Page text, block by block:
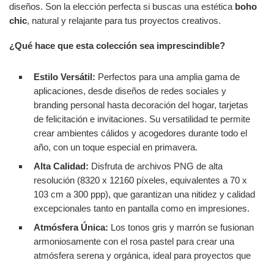
diseños. Son la elección perfecta si buscas una estética boho
chic, natural y relajante para tus proyectos creativos.
¿Qué hace que esta colección sea imprescindible?
Estilo Versátil: Perfectos para una amplia gama de
aplicaciones, desde diseños de redes sociales y
branding personal hasta decoración del hogar, tarjetas
de felicitación e invitaciones. Su versatilidad te permite
crear ambientes cálidos y acogedores durante todo el
año, con un toque especial en primavera.
Alta Calidad: Disfruta de archivos PNG de alta
resolución (8320 x 12160 píxeles, equivalentes a 70 x
103 cm a 300 ppp), que garantizan una nitidez y calidad
excepcionales tanto en pantalla como en impresiones.
Atmósfera Única: Los tonos gris y marrón se fusionan
armoniosamente con el rosa pastel para crear una
atmósfera serena y orgánica, ideal para proyectos que